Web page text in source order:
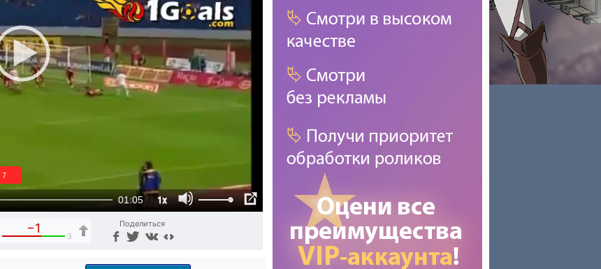
01:05 1x
6
−1
3
Поделиться